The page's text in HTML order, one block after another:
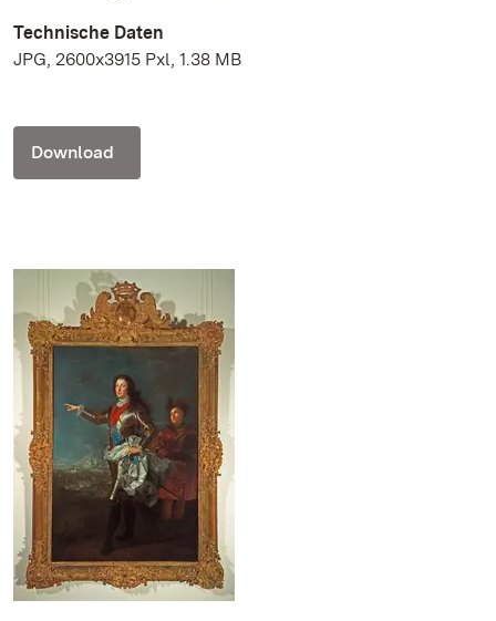
Technische Daten
JPG, 2600x3915 Pxl, 1.38 MB
Download